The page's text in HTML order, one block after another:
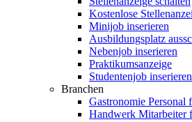
Kostenlose
Minijob inserieren
Ausbildungsplatz
Nebenjob inserieren
Praktikumsanzeige
Studentenjob inserieren
Branchen
Gastronomie Personal
Handwerk Mitarbeiter